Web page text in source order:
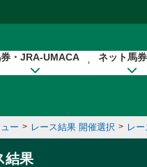
・JRA-UMACA ネット馬
ー > レース結果 開催選択 > レ
結果